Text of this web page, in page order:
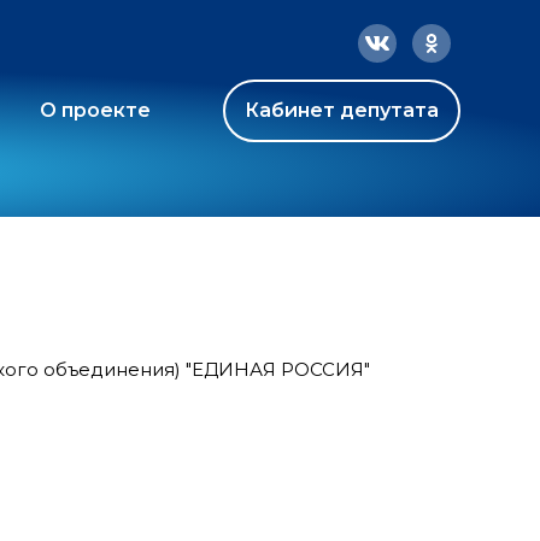
О проекте Кабинет депутата
объединения) "ЕДИНАЯ РОССИЯ"